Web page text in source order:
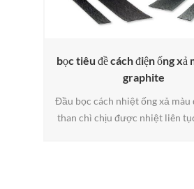
bọc tiêu đề cách điện ống xả
graphite
Đầu bọc cách nhiệt ống xả màu
than chì chịu được nhiệt liên